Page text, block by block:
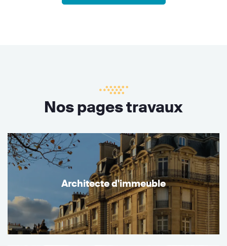
Nos pages travaux
Architecte d'immeuble